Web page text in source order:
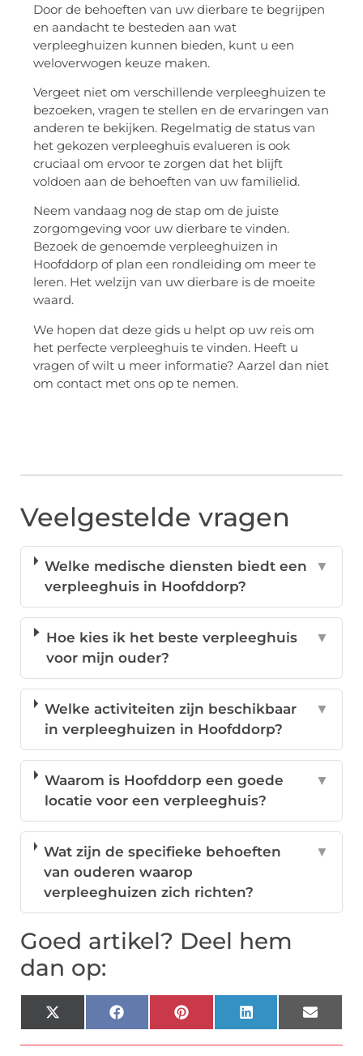
Door de behoeften van uw dierbare te begrijpen
en aandacht te besteden aan wat
verpleeghuizen kunnen bieden, kunt u een
weloverwogen keuze maken.
Vergeet niet om verschillende verpleeghuizen te
bezoeken, vragen te stellen en de ervaringen van
anderen te bekijken. Regelmatig de status van
het gekozen verpleeghuis evalueren is ook
cruciaal om ervoor te zorgen dat het blijft
voldoen aan de behoeften van uw familielid.
Neem vandaag nog de stap om de juiste
zorgomgeving voor uw dierbare te vinden.
Bezoek de genoemde verpleeghuizen in
Hoofddorp of plan een rondleiding om meer te
leren. Het welzijn van uw dierbare is de moeite
waard.
We hopen dat deze gids u helpt op uw reis om
het perfecte verpleeghuis te vinden. Heeft u
vragen of wilt u meer informatie? Aarzel dan niet
om contact met ons op te nemen.
Veelgestelde vragen
Welke medische diensten biedt een
verpleeghuis in Hoofddorp?
▼
Hoe kies ik het beste verpleeghuis
voor mijn ouder?
▼
Welke activiteiten zijn beschikbaar
in verpleeghuizen in Hoofddorp?
▼
Waarom is Hoofddorp een goede
locatie voor een verpleeghuis?
▼
Wat zijn de specifieke behoeften
van ouderen waarop
verpleeghuizen zich richten?
▼
Goed artikel? Deel hem
dan op:
X
(Twitter)
FacebookPinterestLinkedInEmail